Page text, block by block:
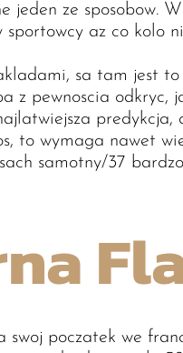
jeden ze sposobow.
sportowcy az co kolo
sa tam jest
z pewnoscia odkryc,
to wymaga nawet
samotny/37
poczatek we